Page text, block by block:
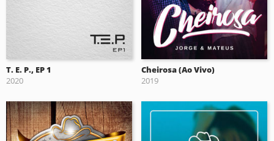
T. E. P., EP 1
2020
Cheirosa (Ao Vivo)
2019